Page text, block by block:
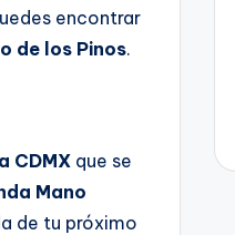
encontrar
de los Pinos.
CDMX que se
Mano
de tu próximo